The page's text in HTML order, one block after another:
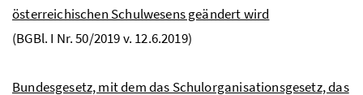
österreichischen Schulwesens geändert wird
(BGBl. I Nr. 50/2019 v. 12.6.2019)
Bundesgesetz, mit dem das Schulorganisationsgesetz, das